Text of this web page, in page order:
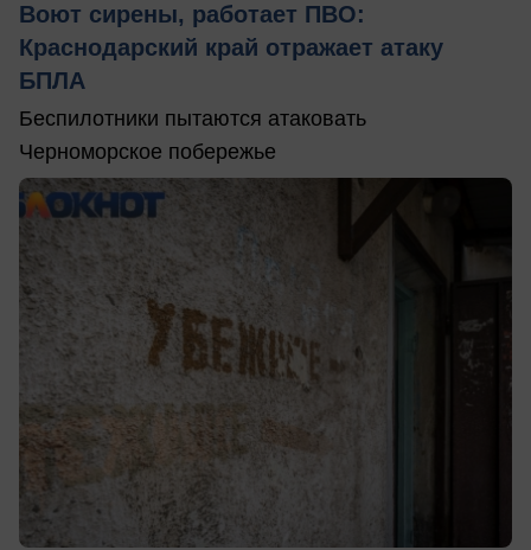
Воют сирены, работает ПВО:
Краснодарский край отражает атаку
БПЛА
Беспилотники пытаются атаковать
Черноморское побережье